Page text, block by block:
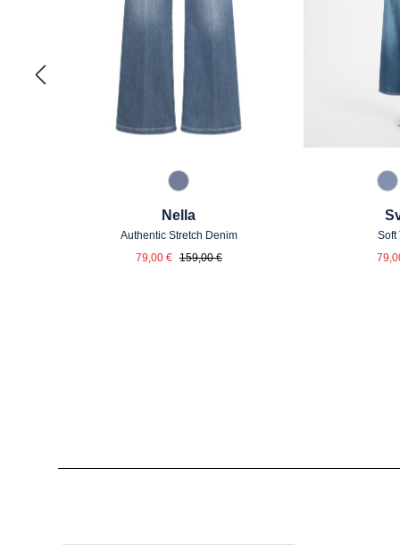
830 Grau Blau
Nella
Authentic Stretch Denim
Verkaufspreis:
79,00 € Regulärer Preis:
159,00 €
Soft